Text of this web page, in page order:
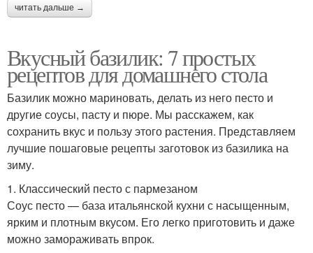
читать дальше →
Вкусный базилик: 7 простых
рецептов для домашнего стола
Базилик можно мариновать, делать из него песто и
другие соусы, пасту и пюре. Мы расскажем, как
сохранить вкус и пользу этого растения. Представляем
лучшие пошаговые рецепты заготовок из базилика на
зиму.
1. Классический песто с пармезаном
Соус песто — база итальянской кухни с насыщенным,
ярким и плотным вкусом. Его легко приготовить и даже
можно замораживать впрок.